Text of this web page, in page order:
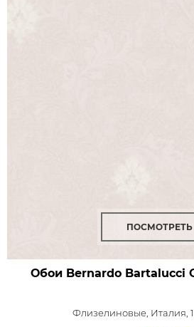
ПОСМОТРЕТЬ
Обои Bernardo Bartalucci
Флизелиновые, Италия,